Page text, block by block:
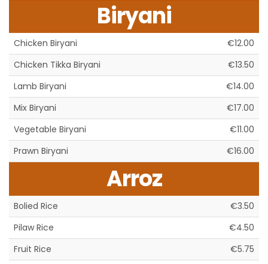
Biryani
Chicken Biryani
€12.00
Chicken Tikka Biryani
€13.50
Lamb Biryani
€14.00
Mix Biryani
€17.00
Vegetable Biryani
€11.00
Prawn Biryani
€16.00
Arroz
Bolied Rice
€3.50
Pilaw Rice
€4.50
Fruit Rice
€5.75